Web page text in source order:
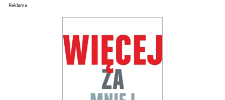
Reklama